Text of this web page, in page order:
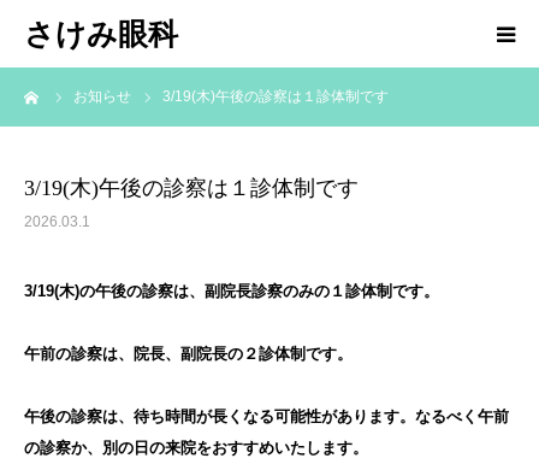
さけみ眼科
お知らせ 3/19(木)午後の診察は１診体制です
3/19(木)午後の診察は１診体制です
2026.03.1
3/19(木)の午後の診察は、副院長診察のみの１診体制です。
午前の診察は、院長、副院長の２診体制です。
午後の診察は、待ち時間が長くなる可能性があります。なるべく午前
の診察か、別の日の来院をおすすめいたします。
ホーム
院長ブログ